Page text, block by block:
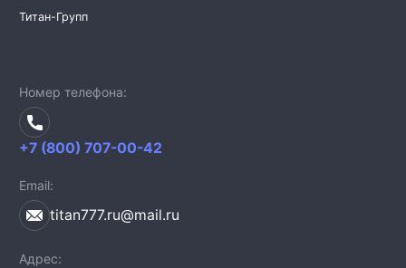
Титан-Групп
Номер телефона
+7 (800) 707-00-42
Email
titan777.ru@mail.ru
Адрес